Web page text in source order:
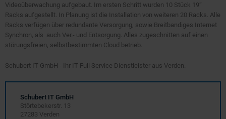
Videoüberwachung aufgebaut. Im ersten Schritt wurden 10 Stück 19“
Racks aufgestellt. In Planung ist die Installation von weiteren 20 Racks. Alle
Racks verfügen über redundante Versorgung, sowie Breitbandiges Internet
Synchron, als auch Ver.- und Entsorgung. Alles zugeschnitten auf einen
störungsfreien, selbstbestimmten Cloud betrieb.
Schubert IT GmbH - Ihr IT Full Service Dienstleister aus Verden.
Schubert IT GmbH
Störtebekerstr. 13
27283 Verden